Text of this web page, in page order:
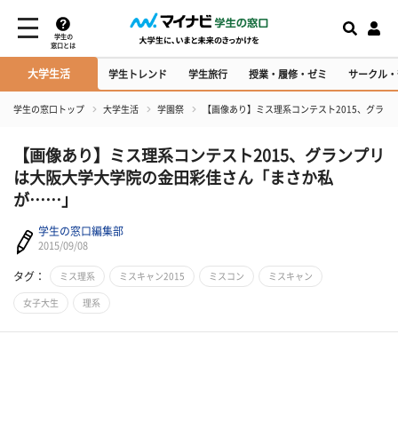
学生の
窓口とは
大学生活 学生トレンド 学生旅行 授業・履修・ゼミ サークル
学生の窓口トップ 大学生活 学園祭 【画像あり】ミス理系コンテスト2015、グラ
【画像あり】ミス理系コンテスト2015、グランプリ
は大阪大学大学院の金田彩佳さん「まさか私
が……」
学生の窓口編集部
2015/09/08
タグ： ミス理系 ミスキャン2015 ミスコン ミスキャン
女子大生 理系